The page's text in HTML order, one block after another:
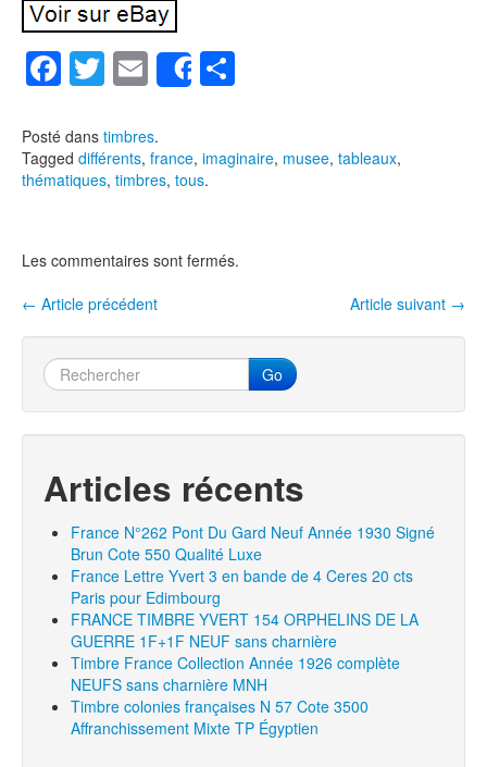
F
c
e
o
k
T
tt
er
E
m
ail
Share
g
Posté dans timbres.
Tagged différents, france, imaginaire, musee, tableaux,
thématiques, timbres, tous.
Les commentaires sont fermés.
Navigation entre les articles
Article suivant →
← Article précédent
Go
Articles récents
France N°262 Pont Du Gard Neuf Année 1930 Signé
Brun Cote 550 Qualité Luxe
France Lettre Yvert 3 en bande de 4 Ceres 20 cts
Paris pour Edimbourg
FRANCE TIMBRE YVERT 154 ORPHELINS DE LA
GUERRE 1F+1F NEUF sans charnière
Timbre France Collection Année 1926 complète
NEUFS sans charnière MNH
Timbre colonies françaises N 57 Cote 3500
Affranchissement Mixte TP Égyptien